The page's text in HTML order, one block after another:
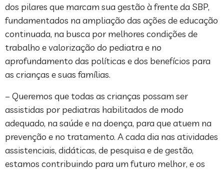
dos pilares que marcam sua gestão à frente da SBP,
fundamentados na ampliação das ações de educação
continuada, na busca por melhores condições de
trabalho e valorização do pediatra e no
aprofundamento das políticas e dos benefícios para
as crianças e suas famílias.
– Queremos que todas as crianças possam ser
assistidas por pediatras habilitados de modo
adequado, na saúde e na doença, para que atuem na
prevenção e no tratamento. A cada dia nas atividades
assistenciais, didáticas, de pesquisa e de gestão,
estamos contribuindo para um futuro melhor, e os